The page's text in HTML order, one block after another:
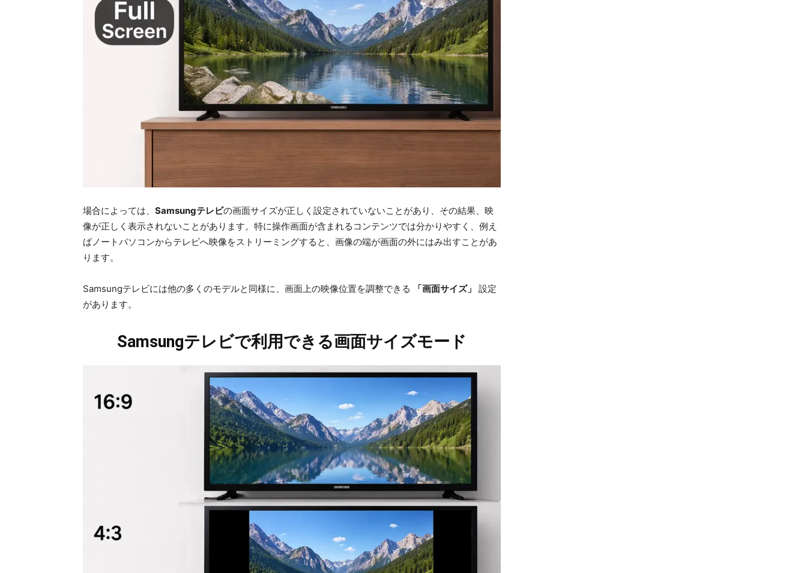
場合によっては、 Samsungテレビの画面サイズが正しく設定されていないことがあり、その結果、映
像が正しく表示されないことがあります。特に操作画面が含まれるコンテンツでは分かりやすく、例え
ばノートパソコンからテレビへ映像をストリーミングすると、画像の端が画面の外にはみ出すことがあ
ります。
Samsungテレビには他の多くのモデルと同様に、画面上の映像位置を調整できる 「画面サイズ」
設定
があります。
Samsungテレビで利用できる画面サイズモード